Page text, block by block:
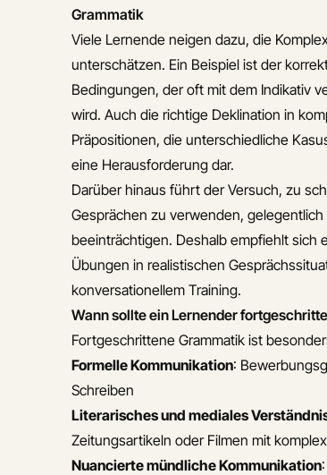
Grammatik
Viele Lernende neigen dazu, die
unterschätzen. Ein Beispiel ist der
Bedingungen, der oft mit dem Indikativ
wird. Auch die richtige Deklination in
Präpositionen, die unterschiedliche
eine Herausforderung dar.
Darüber hinaus führt der Versuch, zu
Gesprächen zu verwenden,
beeinträchtigen. Deshalb empfiehlt sich
Übungen in realistischen
konversationellem Training.
Wann sollte ein Lernender
Fortgeschrittene Grammatik ist
Formelle Kommunikation:
Schreiben
Literarisches und mediales
Zeitungsartikeln oder Filmen mit
Nuancierte mündliche Kommunikation